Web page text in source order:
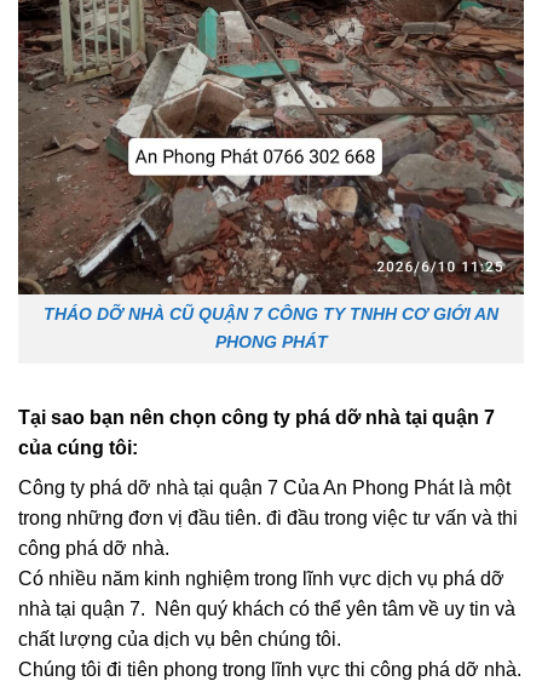
THÁO DỠ NHÀ CŨ QUẬN 7 CÔNG TY TNHH CƠ GIỚI AN
PHONG PHÁT
Tại sao bạn nên chọn công ty phá dỡ nhà tại quận 7
của cúng tôi:
Công ty phá dỡ nhà tại quận 7 Của An Phong Phát là một
trong những đơn vị đầu tiên. đi đầu trong việc tư vấn và thi
công phá dỡ nhà.
Có nhiều năm kinh nghiệm trong lĩnh vực dịch vụ phá dỡ
nhà tại quận 7. Nên quý khách có thể yên tâm về uy tin và
chất lượng của dịch vụ bên chúng tôi.
Chúng tôi đi tiên phong trong lĩnh vực thi công phá dỡ nhà.